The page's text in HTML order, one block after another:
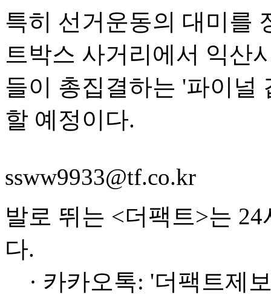
특히 선거운동의 대미를
트박스 사거리에서 익산
들이 총집결하는 '파이널
할 예정이다.
ssww9933@tf.co.kr
발로 뛰는 <더팩트>는
다.
· 카카오톡: '더팩트제